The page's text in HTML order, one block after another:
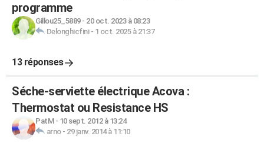
programme
Gillou25_5889- 20 oct. 2023 à 08:23
Delonghicfini- 1 oct. 2025 à 21:37
13 réponses
Séche-serviette électrique Acova :
Thermostat ou Resistance HS
PatM- 10 sept. 2012 à 13:24
arno- 29 janv. 2014 à 11:10